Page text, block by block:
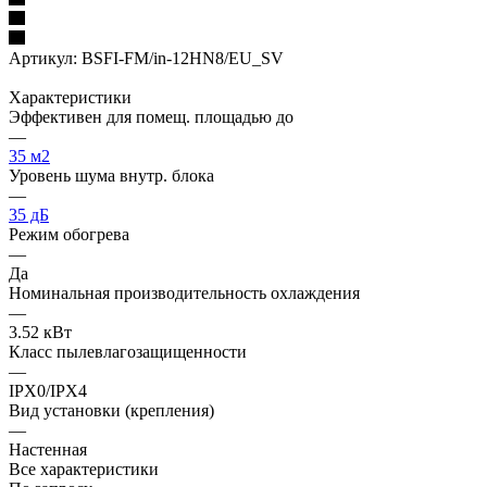
Артикул: BSFI-FM/in-12HN8/EU_SV
Характеристики
Эффективен для помещ. площадью до
—
35 м2
Уровень шума внутр. блока
—
35 дБ
Режим обогрева
—
Да
Номинальная производительность охлаждения
—
3.52 кВт
Класс пылевлагозащищенности
—
IPX0/IPX4
Вид установки (крепления)
—
Настенная
Все характеристики